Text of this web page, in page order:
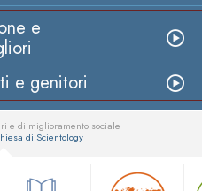
e
e genitori
e di miglioramento sociale
di Scientology